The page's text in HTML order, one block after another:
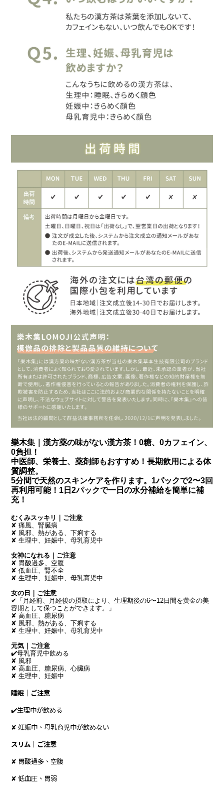
樂木集｜漢方薬の味がない漢方茶！0糖、0カフェイン、
0負担！
中医師、栄養士、薬剤師もおすすめ！長期飲用による体
質調整。
5分間で天然のスキンケアを作ります。1パックで2〜3回
再利用可能！1日2パックで一日の水分補給を簡単に補
充！
むくみスッキリ｜ご注意
✘ 痛風、腎臓病
✘ 風邪、熱がある、下痢する
✘ 生理中、妊娠中、母乳育児中
女神になれる｜ご注意
✘ 胃酸過多、空腹
✘ 低血圧、腎不全
✘ 生理中、妊娠中、母乳育児中
女の日｜ご注意
✔「月経前、月経後の摂取により、生理期後の6〜12日間を黄金の美
容期として保つことができます。」
✘ 高血圧、糖尿病
✘ 風邪、熱がある、下痢する
✘ 生理中、妊娠中、母乳育児中
元気｜ご注意
✔️母乳育児中飲める
✘ 風邪
✘ 高血圧、糖尿病、心臟病
✘ 生理中、妊娠中
睡眠｜ご注意
✔️生理中が飲める
✘ 妊娠中、母乳育児中が飲めない
スリム｜ご注意
✘ 胃酸過多、空腹
✘ 低血圧、胃弱